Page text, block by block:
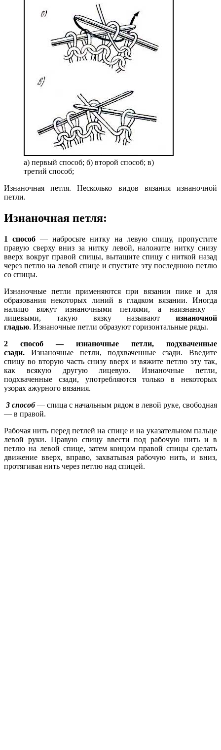
а) первый способ; б) второй способ; в)
третий способ;
Изнаночная петля. Несколько видов вязания изнаночной
петли.
Изнаночная петля:
1 способ — набросьте нитку на левую спицу, пропустите
правую сверху вниз за нитку левой, наложите нитку снизу
вверх вокруг правой спицы, вытащите спицу с ниткой назад
через петлю на левой спице и спустите эту последнюю петлю
со спицы.
Изнаночные петли применяются при вязании пике и для
образования не­которых линий в гладком вязании. Иногда
налицо вяжут изнаночными петлями, а наизнанку –
лицевыми, такую вязку называют изнаночной
гладью. Изнаночные петли образуют горизонтальные ряды.
2 способ — изнаночные петли, подхваченные
сзади. Изнаночные петли, подхваченные сзади. Введите
спицу во вторую часть снизу вверх и вя­жите петлю эту так,
как всякую другую лицевую. Изнаночные петли,
подхваченные сзади, употребляются только в некоторых
узорах ажурного вязания.
3 способ— спица с начальным рядом в левой руке, свободная
— в правой.
Рабочая нить перед петлей на спице и на указательном пальце
левой руки. Правую спицу ввести под рабочую нить и в
петлю на левой спице, затем концом правой спицы сделать
движение вверх, вправо, захватывая рабочую нить, и вниз,
протягивая нить через петлю над спицей.